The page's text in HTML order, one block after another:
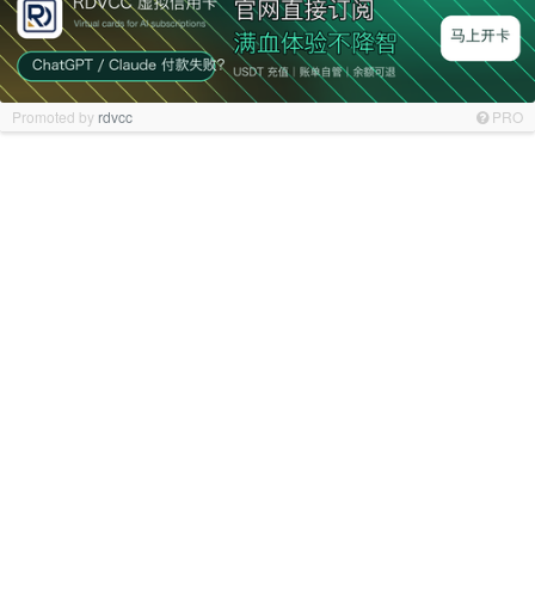
Promoted by rdvcc PRO